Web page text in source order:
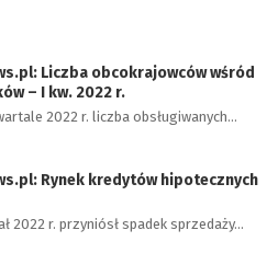
Liczba obcokrajowców wśród
– I kw. 2022 r.
2022 r. liczba obsługiwanych…
Rynek kredytów hipotecznych
2022 r. przyniósł spadek sprzedaży…